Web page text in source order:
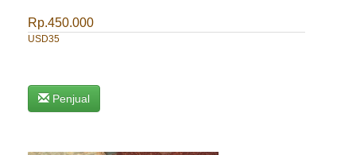
Rp.450.000
USD35
Penjual